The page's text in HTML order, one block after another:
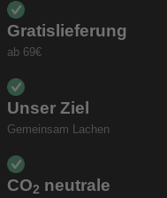
Gratislieferung
ab 69€
Unser Ziel
Gemeinsam Lachen
CO2 neutrale